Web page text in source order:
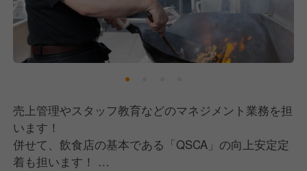
売上管理やスタッフ教育などのマネジメント業務を担
います！
併せて、飲食店の基本である「QSCA」の向上安定定
着も担います！